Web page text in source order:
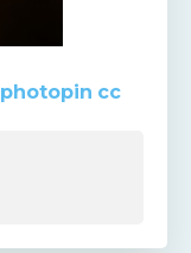
photopin cc